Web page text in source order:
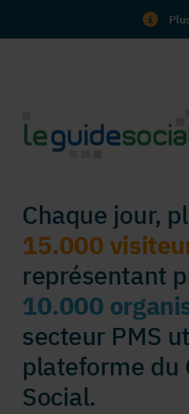
Chaque jour,
15.000
représentant
10.000
secteur PMS
plateforme du
Social.